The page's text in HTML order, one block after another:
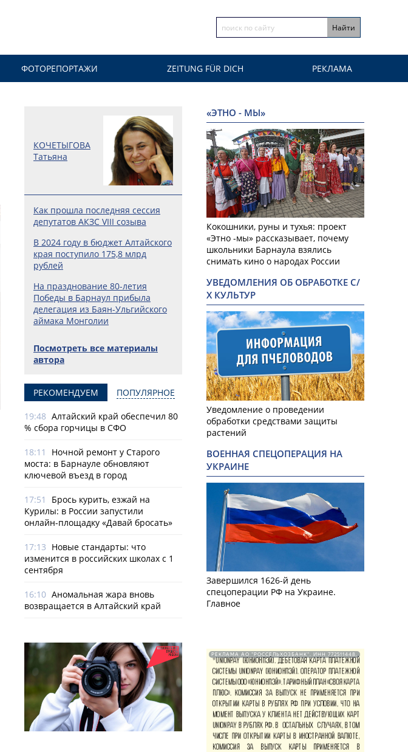
ФОТОРЕПОРТАЖИ ZEITUNG FÜR DICH РЕКЛАМА
КОЧЕТЫГОВА
Татьяна
Как прошла последняя сессия
депутатов АКЗС VIII созыва
В 2024 году в бюджет Алтайского
края поступило 175,8 млрд
рублей
На празднование 80-летия
Победы в Барнаул прибыла
делегация из Баян-Ульгийского
аймака Монголии
Посмотреть все материалы
автора
РЕКОМЕНДУЕМ ПОПУЛЯРНОЕ
19:48 Алтайский край обеспечил 80
% сбора горчицы в СФО
18:11
Ночной ремонт у Старого
моста: в Барнауле обновляют
ключевой въезд в город
17:51
Брось курить, езжай на
Курилы: в России запустили
онлайн-­площадку «Давай бросать»
17:13 Новые стандарты: что
изменится в российских школах с 1
сентября
16:10 Аномальная жара вновь
возвращается в Алтайский край
«ЭТНО - МЫ»
Кокошники, руны и тухья: проект
«Этно -мы» рассказывает, почему
школьники Барнаула взялись
снимать кино о народах России
УВЕДОМЛЕНИЯ ОБ ОБРАБОТКЕ С/
Х КУЛЬТУР
Уведомление о проведении
обработки средствами защиты
растений
ВОЕННАЯ СПЕЦОПЕРАЦИЯ НА
УКРАИНЕ
Завершился 1626-й день
спецоперации РФ на Украине.
Главное
РЕКЛАМА АО "РОССЕЛЬХОЗБАНК". ИНН 772511448.